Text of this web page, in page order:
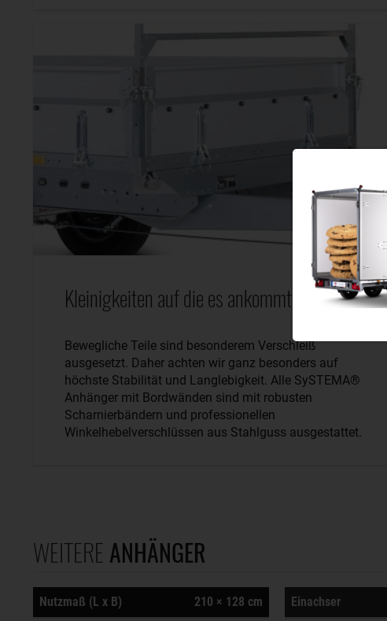
Kleinigkeiten auf die es ankommt.
Bewegliche Teile sind besonderem Verschleiß
ausgesetzt. Daher achten wir ganz besonders auf
höchste Stabilität und Langlebigkeit. Alle SySTEMA®
Anhänger mit Bordwänden sind mit robusten
Scharnierbändern und professionellen
Winkelhebelverschlüssen aus Stahlguss ausgestattet.
WEITERE ANHÄNGER
Nutzmaß (L x B) 210 × 128 cm Einachser